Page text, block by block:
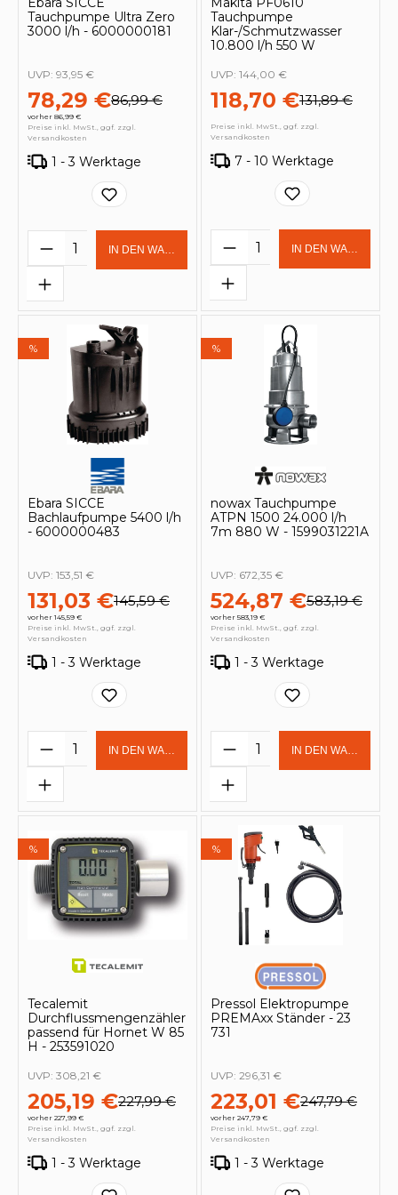
Tauchpumpe Ultra Zero
3000 l/h - 6000000181
78,29 €86,99 €
vorher 86,99 €
UVP: 93,95 €
Preise inkl. MwSt., ggf. zzgl.
Versandkosten
1 - 3 Werktage
Produkt Anzahl: Gib den
IN DEN WARENKORB
Tauchpumpe
Klar-/Schmutzwasser
10.800 l/h 550 W
118,70 €131,89 €
UVP: 144,00 €
Preise inkl. MwSt., ggf. zzgl.
Versandkosten
7 - 10 Werktage
Produkt Anzahl:
IN DEN
%
Ebara SICCE
Bachlaufpumpe 5400 l/h
- 6000000483
131,03 €145,59 €
vorher 145,59 €
UVP: 153,51 €
Preise inkl. MwSt., ggf. zzgl.
Versandkosten
1 - 3 Werktage
Produkt Anzahl: Gib den
IN DEN WARENKORB
%
nowax Tauchpumpe
ATPN 1500 24.000 l/h
7m 880 W - 1599031221A
524,87 €583,19 €
vorher 583,19 €
UVP: 672,35 €
Preise inkl. MwSt., ggf. zzgl.
Versandkosten
1 - 3 Werktage
Produkt Anzahl:
IN DEN
%
Tecalemit
Durchflussmengenzähler
passend für Hornet W 85
H - 253591020
205,19 €227,99 €
vorher 227,99 €
UVP: 308,21 €
Preise inkl. MwSt., ggf. zzgl.
Versandkosten
1 - 3 Werktage
%
Pressol Elektropumpe
PREMAxx Ständer - 23
731
223,01 €247,79 €
vorher 247,79 €
UVP: 296,31 €
Preise inkl. MwSt., ggf. zzgl.
Versandkosten
1 - 3 Werktage